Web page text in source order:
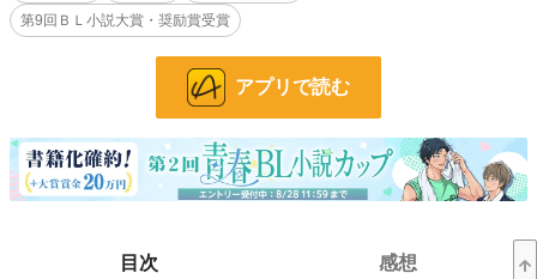
恵みの雨を降らせ民の信仰を集める神子、その神子を害したザフィーアに民から
浴びせられる言葉は冷たい。「死ね！ 悪魔！」「くらえろくでなし！ 天
誅！」「消えろ！」「くたばれ！ 化け物！」民衆から石を投げられ、失意のま
また王都をあとにするザフィーア。
国境で神子の刺客に襲われたザフィーアは「剣《そんなもの》を使う必要はない
よ、僕は一人で死ねるから……」崖に身を投げ自ら死を選ぶのだった…………。
婚約破棄、美青年×美少年、溺愛執着、執着攻め、ハッピーエンド。
＊→性的な描写有り、＊＊＊→性行為の描写有り。
ムーンライトノベルズ、pixiv、カクヨムにも投稿しております。
第9回ＢＬ小説大賞・奨励賞受賞
アプリで読む
目次 感想